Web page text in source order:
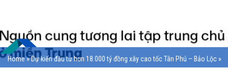
Home»Dự kiến đầu tư hơn 18.000 tỷ đồng xây cao tốc Tân Phú – Bảo Lộc »